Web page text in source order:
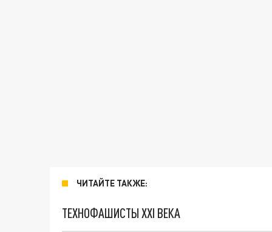
ЧИТАЙТЕ ТАКЖЕ:
ТЕХНОФАШИСТЫ XXI ВЕКА